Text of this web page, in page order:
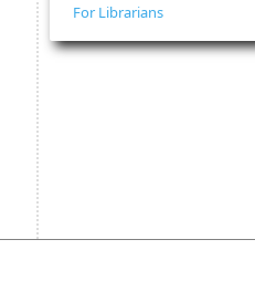
For Librarians